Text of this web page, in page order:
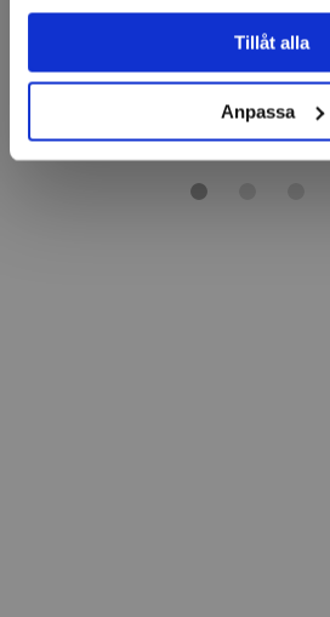
Tillåt alla
Anpassa
Finns i lager
1